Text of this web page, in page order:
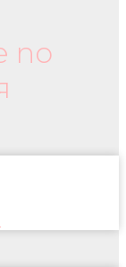
по